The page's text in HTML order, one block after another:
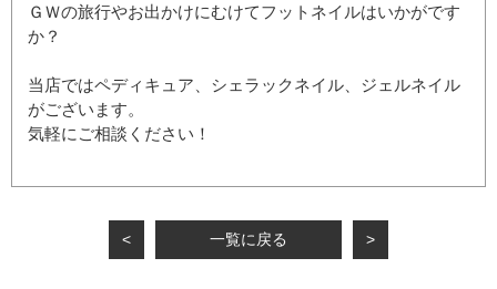
ＧＷの旅行やお出かけにむけてフットネイルはいかがです
か？
当店ではペディキュア、シェラックネイル、ジェルネイル
がございます。
気軽にご相談ください！
< 一覧に戻る >